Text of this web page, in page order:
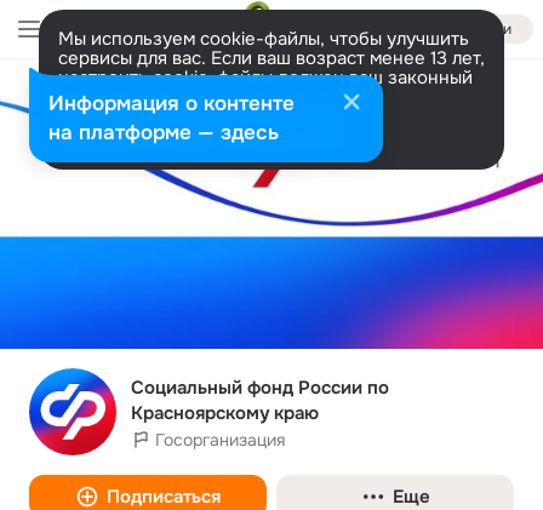
Войти
Мы используем cookie-файлы, чтобы улучшить
сервисы для вас. Если ваш возраст менее 13 лет,
настроить cookie-файлы должен ваш законный
представитель. Больше информации
Разрешить все Настроить
Социальный фонд России по
Красноярскому краю
Госорганизация
Подписаться Еще
Информация о контенте
на платформе — здесь